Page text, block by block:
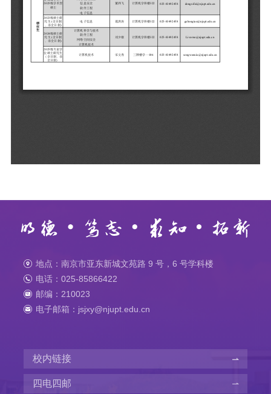
地点：南京市亚东新城文苑路 9 号，6 号学科楼
电话：025-85866422
邮编：210023
电子邮箱：jsjxy@njupt.edu.cn
校内链接
四电四邮